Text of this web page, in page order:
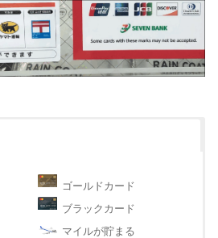
ゴールドカード
ブラックカード
マイルが貯まる